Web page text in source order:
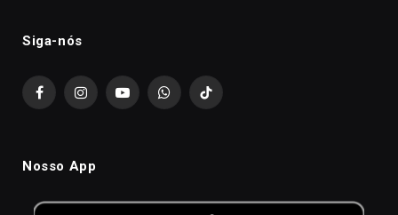
Siga-nós
FacebookInstagramYouTubeWhatsAppTikTok
Nosso App